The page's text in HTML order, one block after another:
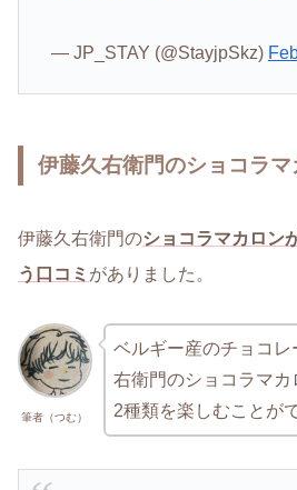
— JP_STAY (@StayjpSkz)
伊藤久右衛門のショコラ
伊藤久右衛門のショコラマカロン
う口コミ がありました。
筆者（つむ）
ベルギー産のチョコ
右衛門のショコラマ
2種類を楽しむことが